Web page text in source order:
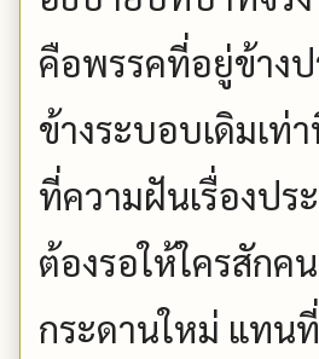
คือพรรคที่อยู่ข้างป
ข้างระบอบเดิมเท่
ที่ความฝันเรื่องปร
ต้องรอให้ใครสักค
กระดานใหม่ แทน